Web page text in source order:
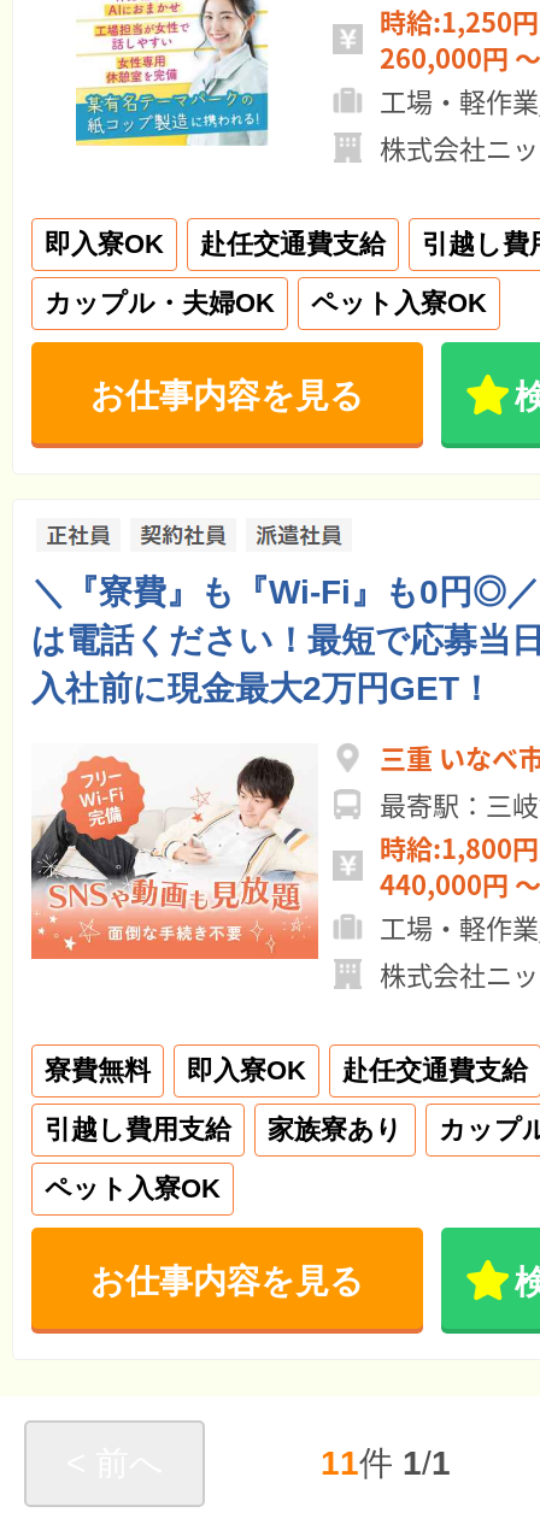
時給:1,250
260,000円
工場・軽作
株式会社ニ
即入寮OK 赴任交通費支給
引越し費
カップル・夫婦OK
ペット入寮OK
お仕事内容を見る
＼『寮費』も『Wi-Fi』も0円◎
は電話ください！最短で応募当
入社前に現金最大2万円GET！
三重 いなべ
最寄駅：三
時給:1,800
440,000円
工場・軽作
株式会社ニ
寮費無料 即入寮OK
赴任交通費支給
引越し費用支給
家族寮あり
カップ
ペット入寮OK
お仕事内容を見る
11件 1/1